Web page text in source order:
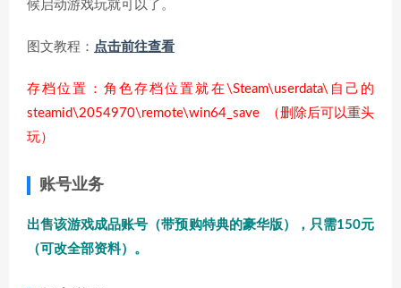
候启动游戏玩就可以了。
图文教程： 点击前往查看
存档位置：角色存档位置就在\Steam\userdata\自己的
steamid\2054970\remote\win64_save （删除后可以重头
玩）
账号业务
出售该游戏成品账号（带预购特典的豪华版），只需150元
（可改全部资料）。